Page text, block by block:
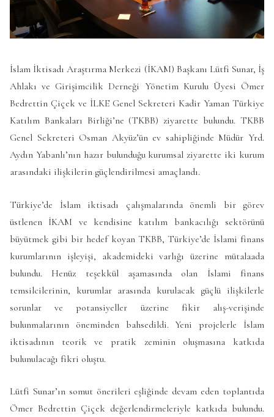
İslam İktisadı Araştırma Merkezi (İKAM) Başkanı Lütfi Sunar, İş
Ahlakı ve Girişimcilik Derneği Yönetim Kurulu Üyesi Ömer
Bedrettin Çiçek ve İLKE Genel Sekreteri Kadir Yaman Türkiye
Katılım Bankaları Birliği’ne (TKBB) ziyarette bulundu. TKBB
Genel Sekreteri Osman Akyüz’ün ev sahipliğinde Müdür Yrd.
Aydın Yabanlı’nın hazır bulunduğu kurumsal ziyarette iki kurum
arasındaki ilişkilerin güçlendirilmesi amaçlandı.
Türkiye’de İslam iktisadı çalışmalarında önemli bir görev
üstlenen İKAM ve kendisine katılım bankacılığı sektörünü
büyütmek gibi bir hedef koyan TKBB, Türkiye’de İslami finans
kurumlarının işleyişi, akademideki varlığı üzerine mütalaada
bulundu. Henüz teşekkül aşamasında olan İslami finans
temsilcilerinin, kurumlar arasında kurulacak güçlü ilişkilerle
sorunlar ve potansiyeller üzerine fikir alış-verişinde
bulunmalarının öneminden bahsedildi. Yeni projelerle İslam
iktisadının teorik ve pratik zeminin oluşmasına katkıda
bulunulacağı fikri oluştu.
Lütfi Sunar’ın somut önerileri eşliğinde devam eden toplantıda
Ömer Bedrettin Çiçek değerlendirmeleriyle katkıda bulundu.